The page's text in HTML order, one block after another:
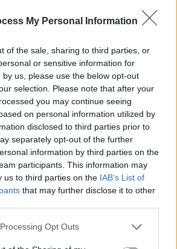
My Personal Information
of the sale, sharing to third parties, or
or sensitive information for
us, please use the below opt-out
selection. Please note that after your
you may continue seeing
on personal information utilized by
disclosed to third parties prior to
separately opt-out of the further
information by third parties on the
participants. This information may
us to third parties on the IAB’s List of
that may further disclose it to other
Opt Outs
rankenos
taškai. Juos apdorokite
palikite trumpam veikti ir
vairui geriau naudoti
danga
etapas, skirtas surinkti viską,
metu. Naudokite antgalius
pasiekiamoms zonoms: sėdynių